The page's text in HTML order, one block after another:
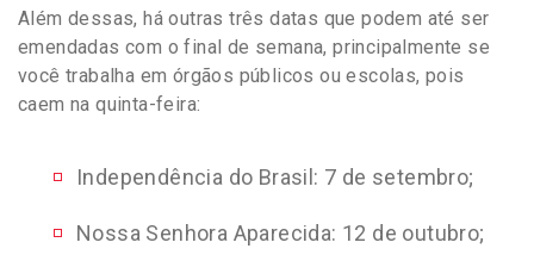
Além dessas, há outras três datas que podem até ser
emendadas com o final de semana, principalmente se
você trabalha em órgãos públicos ou escolas, pois
caem na quinta-feira:
Independência do Brasil: 7 de setembro;
Nossa Senhora Aparecida: 12 de outubro;